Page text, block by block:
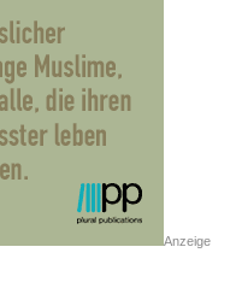
Anzeige